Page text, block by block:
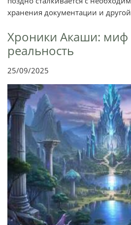
хранения документации и
Хроники Акаши: миф
реальность
25/09/2025